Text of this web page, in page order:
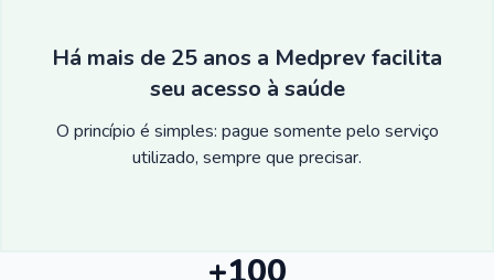
Há mais de 25 anos a Medprev facilita
seu acesso à saúde
O princípio é simples: pague somente pelo serviço
utilizado, sempre que precisar.